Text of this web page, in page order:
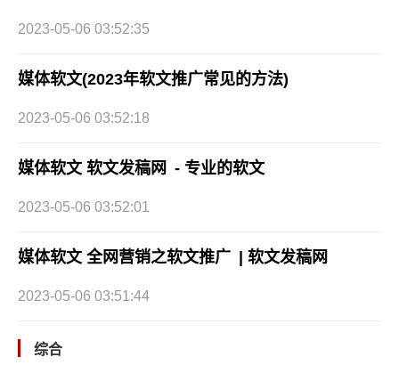
2023-05-06 03:52:35
媒体软文(2023年软文推广常见的方法)
2023-05-06 03:52:18
媒体软文 软文发稿网 - 专业的软文
2023-05-06 03:52:01
媒体软文 全网营销之软文推广 | 软文发稿网
2023-05-06 03:51:44
综合